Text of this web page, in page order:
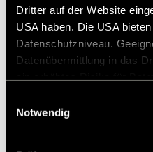
Dritter auf der Website
USA haben. Die USA
Datenschutzniveau.
Datenübermittlung in das
zustehen. Eingesetzte
zusammenführen. Weitere
Notwendig
Hymer ML-T
Prix à partir de